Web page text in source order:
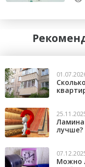
лучше?
Можно